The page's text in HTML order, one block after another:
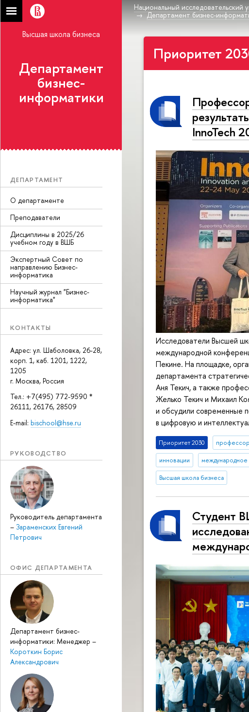
Национальный исследовательский
Департамент бизнес-
Высшая школа бизнеса
Департамент
бизнес-
информатики
ДЕПАРТАМЕНТ
О департаменте
Преподаватели
Дисциплины в 2025/26
учебном году в ВШБ
Экспертный Совет по
направлению Бизнес-
информатика
Научный журнал "Бизнес-
информатика"
КОНТАКТЫ
Адрес: ул. Шаболовка, 26-28,
корп. 1, каб. 1201, 1222,
1205
г. Москва, Россия
Тел.: +7(495) 772-9590 *
26111, 26176, 28509
E-mail: bischool@hse.ru
РУКОВОДСТВО
Руководитель департамента
– Зараменских Евгений
Петрович
ОФИС ДЕПАРТАМЕНТА
Департамент бизнес-
информатики: Менеджер –
Короткин Борис
Александрович
Приоритет
InnoTech
Исследователи Высшей
международной
Пекине. На площадке,
департамента
Аня Текич, а также
Желько Текич и Михаил
и обсудили современные
в цифровую и
Приоритет 2030
инновации международное
Высшая школа бизнеса
Студент